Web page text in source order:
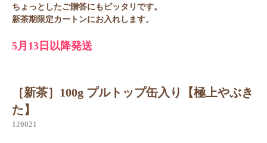
ちょっとしたご贈答にもピッタリです。
新茶期限定カートンにお入れします。
5月13日以降発送
［新茶］100g プルトップ缶入り【極上やぶき
た】
120021